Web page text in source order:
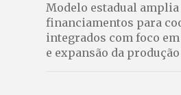
Modelo estadual amplia
financiamentos para
integrados com foco
e expansão da produção